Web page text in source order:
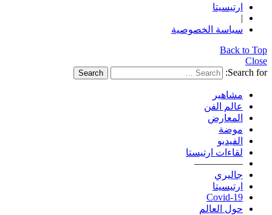
ارتيسيتا
|
سياسة الخصوصية
Back to Top
Close
Search for:
Search
مشاهير
عالم الفن
المعارض
موضة
الفيديو
لقاءات ارتيستا
—————
جاليري
ارتيسيتا
Covid-19
حول العالم